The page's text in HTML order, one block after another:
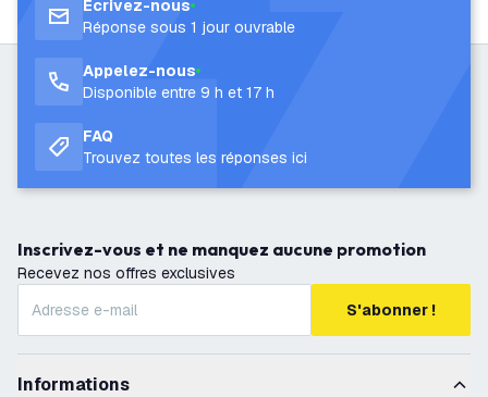
Écrivez-nous
Réponse sous 1 jour ouvrable
Appelez-nous
Disponible entre 9 h et 17 h
FAQ
Trouvez toutes les réponses ici
Inscrivez-vous et ne manquez aucune promotion
Recevez nos offres exclusives
S'abonner !
Informations